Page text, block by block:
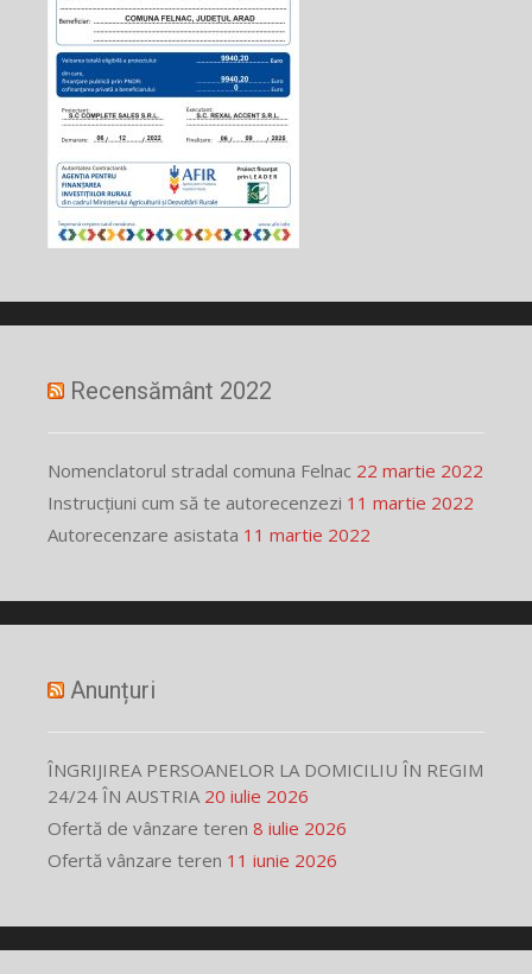
Recensământ 2022
Nomenclatorul stradal comuna Felnac 22 martie 2022
Instrucțiuni cum să te autorecenzezi 11 martie 2022
Autorecenzare asistata 11 martie 2022
Anunțuri
ÎNGRIJIREA PERSOANELOR LA DOMICILIU ÎN REGIM
24/24 ÎN AUSTRIA 20 iulie 2026
Ofertă de vânzare teren 8 iulie 2026
Ofertă vânzare teren 11 iunie 2026